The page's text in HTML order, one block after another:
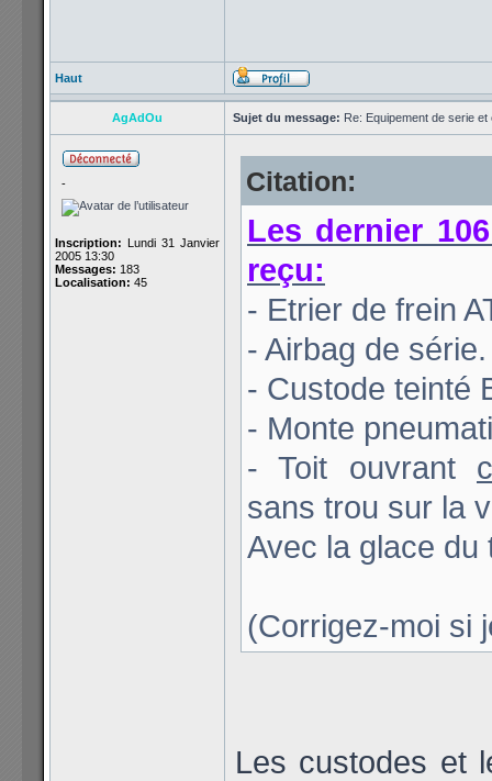
Haut
AgAdOu Sujet du message: Re: Equipement de serie
-
Inscription: Lundi 31 Janvier
2005 13:30
Messages: 183
Localisation: 45
Citation:
Les dernier
reçu:
- Etrier de frein
- Airbag de série.
- Custode teinté
- Monte
- Toit ouvrant
sans trou sur la
Avec la glace du
(Corrigez-moi si
Les custodes et